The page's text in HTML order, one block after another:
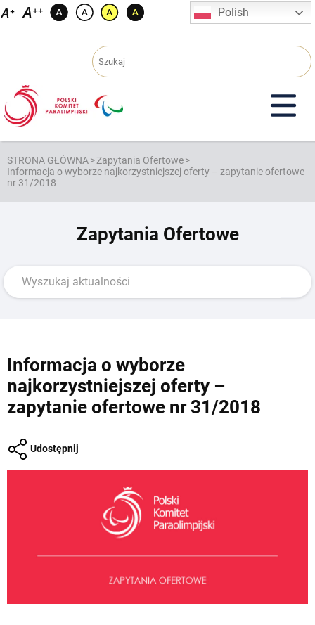
Przejdź
Polish
STRONA GŁÓWNA>Zapytania Ofertowe>
Informacja o wyborze najkorzystniejszej oferty – zapytanie ofertowe
nr 31/2018
Zapytania Ofertowe
Informacja o wyborze
najkorzystniejszej oferty –
zapytanie ofertowe nr 31/2018
Udostępnij